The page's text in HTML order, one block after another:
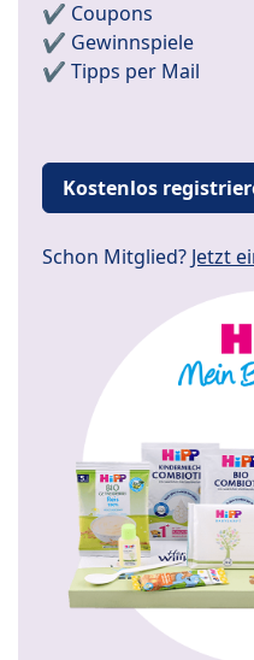
✔️ Coupons
✔️ Gewinnspiele
✔️ Tipps per Mail
Kostenlos
Schon Mitglied? Jetzt